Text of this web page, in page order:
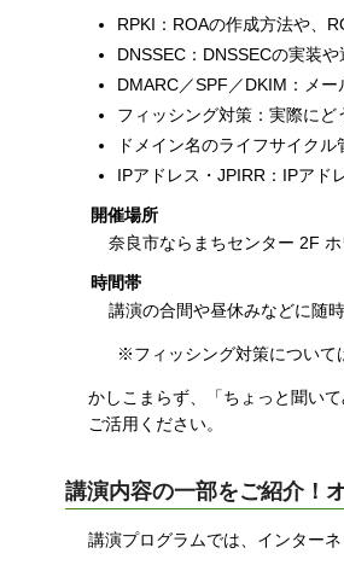
RPKI：ROAの作成方法や、
DNSSEC：DNSSECの実装や
DMARC／SPF／DKIM：メ
フィッシング対策：実際に
ドメイン名のライフサイク
IPアドレス・JPIRR：IPアド
開催場所
奈良市ならまちセンター 2F
時間帯
講演の合間や昼休みなどに随
※フィッシング対策について
かしこまらず、「ちょっと聞い
ご活用ください。
講演内容の一部をご紹介！
講演プログラムでは、インター